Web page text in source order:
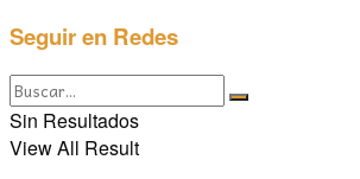
Seguir en Redes
Sin Resultados
View All Result